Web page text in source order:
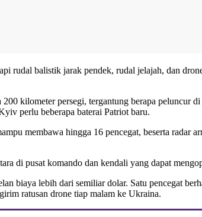
rudal balistik jarak pendek, rudal jelajah, dan
kilometer persegi, tergantung berapa peluncur
perlu beberapa baterai Patriot baru.
membawa hingga 16 pencegat, beserta radar
di pusat komando dan kendali yang dapat
biaya lebih dari semiliar dolar. Satu pencegat
ratusan drone tiap malam ke Ukraina.